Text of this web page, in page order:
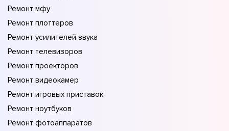
Ремонт мфу
Ремонт плоттеров
Ремонт усилителей звука
Ремонт телевизоров
Ремонт проекторов
Ремонт видеокамер
Ремонт игровых приставок
Ремонт ноутбуков
Ремонт фотоаппаратов